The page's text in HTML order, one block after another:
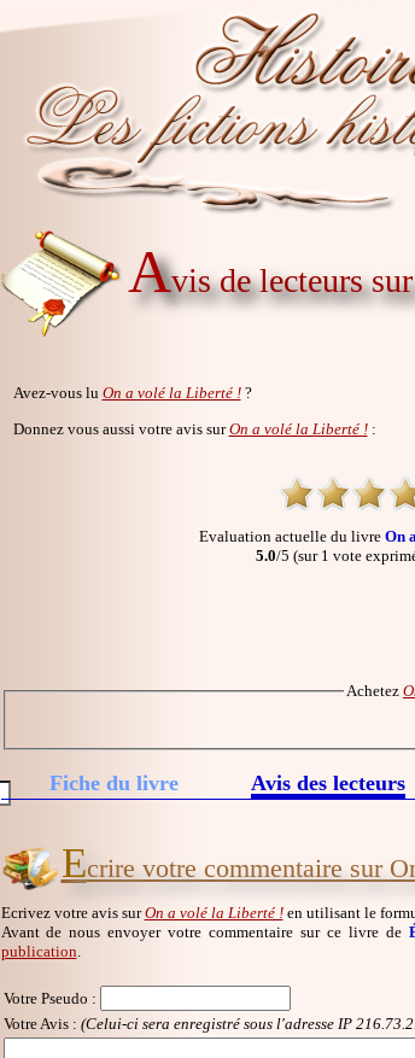
Avis de lecteurs
Avez-vous lu On a volé la Liberté !?
Donnez vous aussi votre avis surOn a volé la Liberté !:
Evaluation actuelle du livre On
5.0/5 (sur 1 vote
Achetez
Fiche du livre Avis des lecteurs
Ecrire votre commentaire sur
Ecrivez votre avis surOn a volé la Liberté !en utilisant le
Avant de nous envoyer votre commentaire sur ce livre de
publication
Votre Pseudo :
Votre Avis : (Celui-ci sera enregistré sous l'adresse IP